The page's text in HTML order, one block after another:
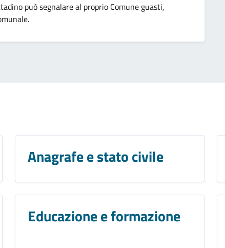
può segnalare al proprio Comune guasti,
Anagrafe e stato civile
Educazione e formazione